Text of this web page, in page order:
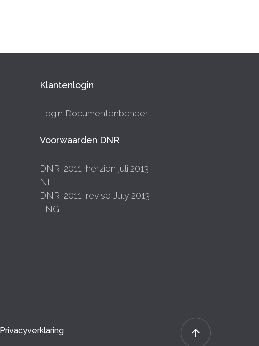
Klantenlogin
Login Documentenbeheer
Voorwaarden DNR
DNR-2011-herzien juli 2013-
NL
DNR-2011-revise July 2013-
ENG
Privacyverklaring